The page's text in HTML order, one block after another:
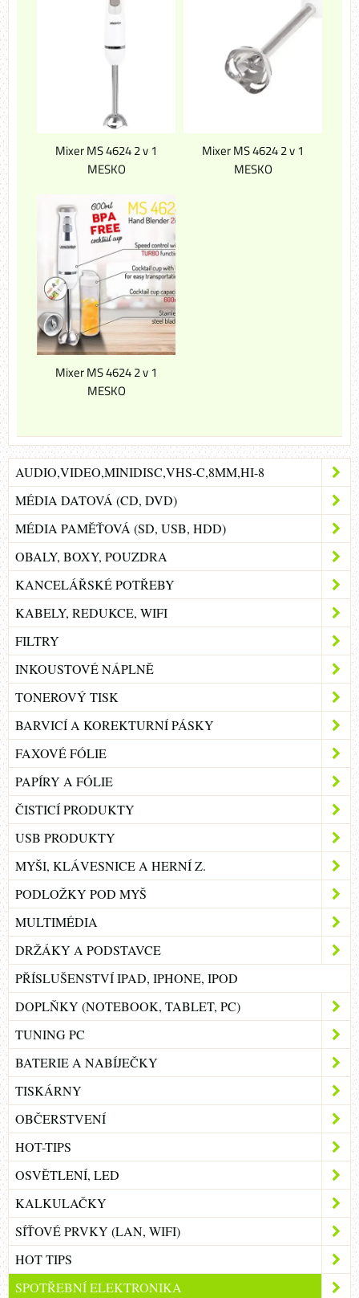
Mixer MS 4624 2 v 1
MESKO
Mixer MS 4624 2 v 1
MESKO
Mixer MS 4624 2 v 1
MESKO
AUDIO,VIDEO,MINIDISC,VHS-C,8MM,HI-8
MÉDIA DATOVÁ (CD, DVD)
MÉDIA PAMĚŤOVÁ (SD, USB, HDD)
OBALY, BOXY, POUZDRA
KANCELÁŘSKÉ POTŘEBY
KABELY, REDUKCE, WIFI
FILTRY
INKOUSTOVÉ NÁPLNĚ
TONEROVÝ TISK
BARVICÍ A KOREKTURNÍ PÁSKY
FAXOVÉ FÓLIE
PAPÍRY A FÓLIE
ČISTICÍ PRODUKTY
USB PRODUKTY
MYŠI, KLÁVESNICE A HERNÍ Z.
PODLOŽKY POD MYŠ
MULTIMÉDIA
DRŽÁKY A PODSTAVCE
PŘÍSLUŠENSTVÍ IPAD, IPHONE, IPOD
DOPLŇKY (NOTEBOOK, TABLET, PC)
TUNING PC
BATERIE A NABÍJEČKY
TISKÁRNY
OBČERSTVENÍ
HOT-TIPS
OSVĚTLENÍ, LED
KALKULAČKY
SÍŤOVÉ PRVKY (LAN, WIFI)
HOT TIPS
SPOTŘEBNÍ ELEKTRONIKA